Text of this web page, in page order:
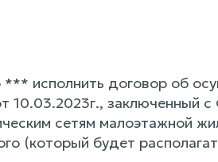
исполнить договор об
10.03.2023г., заключенный
сетям малоэтажной
(который будет